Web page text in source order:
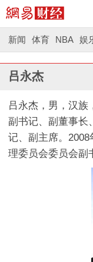
新闻 体育 NBA 娱
吕永杰
吕永杰，男，汉族
副书记、副董事长
记、副主席。
理委员会委员会副